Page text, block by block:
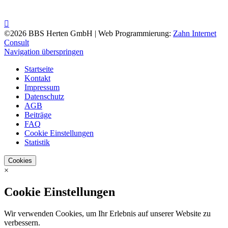
©2026 BBS Herten GmbH | Web Programmierung: Zahn Internet
Consult
Navigation überspringen
Startseite
Kontakt
Impressum
Datenschutz
AGB
Beiträge
FAQ
Cookie Einstellungen
Statistik
Cookies
×
Cookie Einstellungen
Wir verwenden Cookies, um Ihr Erlebnis auf unserer Website zu
verbessern.